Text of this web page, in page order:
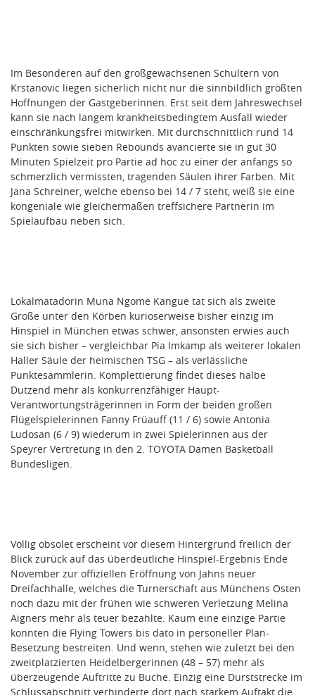
Im Besonderen auf den großgewachsenen Schultern von
Krstanovic liegen sicherlich nicht nur die sinnbildlich größten
Hoffnungen der Gastgeberinnen. Erst seit dem Jahreswechsel
kann sie nach langem krankheitsbedingtem Ausfall wieder
einschränkungsfrei mitwirken. Mit durchschnittlich rund 14
Punkten sowie sieben Rebounds avancierte sie in gut 30
Minuten Spielzeit pro Partie ad hoc zu einer der anfangs so
schmerzlich vermissten, tragenden Säulen ihrer Farben. Mit
Jana Schreiner, welche ebenso bei 14 / 7 steht, weiß sie eine
kongeniale wie gleichermaßen treffsichere Partnerin im
Spielaufbau neben sich.
Lokalmatadorin Muna Ngome Kangue tat sich als zweite
Große unter den Körben kurioserweise bisher einzig im
Hinspiel in München etwas schwer, ansonsten erwies auch
sie sich bisher – vergleichbar Pia Imkamp als weiterer lokalen
Haller Säule der heimischen TSG – als verlässliche
Punktesammlerin. Komplettierung findet dieses halbe
Dutzend mehr als konkurrenzfähiger Haupt-
Verantwortungsträgerinnen in Form der beiden großen
Flügelspielerinnen Fanny Früauff (11 / 6) sowie Antonia
Ludosan (6 / 9) wiederum in zwei Spielerinnen aus der
Speyrer Vertretung in den 2. TOYOTA Damen Basketball
Bundesligen.
Völlig obsolet erscheint vor diesem Hintergrund freilich der
Blick zurück auf das überdeutliche Hinspiel-Ergebnis Ende
November zur offiziellen Eröffnung von Jahns neuer
Dreifachhalle, welches die Turnerschaft aus Münchens Osten
noch dazu mit der frühen wie schweren Verletzung Melina
Aigners mehr als teuer bezahlte. Kaum eine einzige Partie
konnten die Flying Towers bis dato in personeller Plan-
Besetzung bestreiten. Und wenn, stehen wie zuletzt bei den
zweitplatzierten Heidelbergerinnen (48 – 57) mehr als
überzeugende Auftritte zu Buche. Einzig eine Durststrecke im
Schlussabschnitt verhinderte dort nach starkem Auftakt die